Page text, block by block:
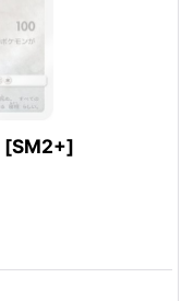
[SM2+]